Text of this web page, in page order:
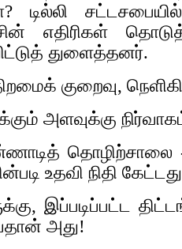
டில்லி
எதிரிகள்
துளைத்தனர்.
குறைவு,
அளவுக்கு
தொழிற்சாலை
உதவி நிதி
இப்படிப்பட்ட
அது!